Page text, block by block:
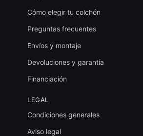
Cómo elegir tu colchón
Preguntas frecuentes
Envíos y montaje
Devoluciones y garantía
Financiación
LEGAL
Condiciones generales
Aviso legal